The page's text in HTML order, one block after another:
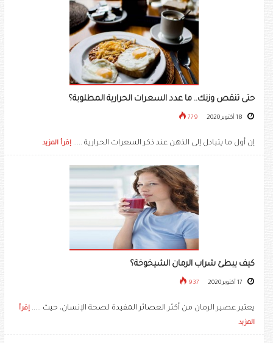
حتى تنقص وزنك.. ما عدد السعرات الحرارية المطلوبة؟
779
إن أول ما يتبادل إلى الذهن عند ذكر السعرات الحرارية ..... إقرأ المزيد
كيف يبطئ شراب الرمان الشيخوخة؟
937
يعتبر عصير الرمان من أكثر العصائر المفيدة لصحة الإنسان، حيث ..... إقرأ
المزيد